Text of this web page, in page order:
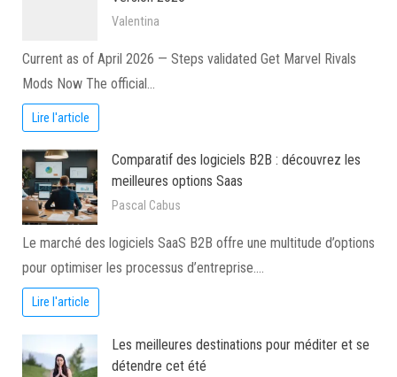
Valentina
Current as of April 2026 — Steps validated Get Marvel Rivals
Mods Now The official…
Lire l'article
Comparatif des logiciels B2B : découvrez les
meilleures options Saas
Pascal Cabus
Le marché des logiciels SaaS B2B offre une multitude d’options
pour optimiser les processus d’entreprise.…
Lire l'article
Les meilleures destinations pour méditer et se
détendre cet été